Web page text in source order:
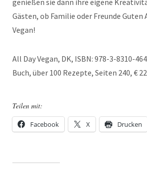
genießen sie dann ihre eigene
Gästen, ob Familie oder Freunde
Vegan!
All Day Vegan, DK, ISBN: 978-3-8310-
Buch, über 100 Rezepte, Seiten 240, €
Teilen mit:
Facebook X Drucken